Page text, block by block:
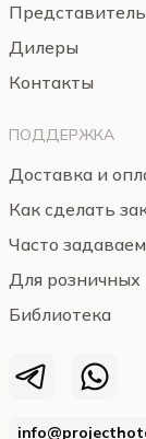
Дилеры
Контакты
ПОДДЕРЖКА
Доставка и
Как сделать
Часто
Для розничных
Библиотека